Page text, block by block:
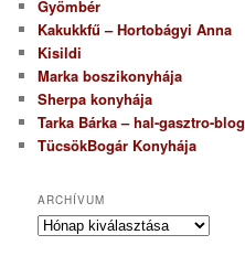
Gyömbér
Kakukkfű – Hortobágyi Anna
Kisildi
Marka boszikonyhája
Sherpa konyhája
Tarka Bárka – hal-gasztro-blog
TücsökBogár Konyhája
ARCHÍVUM
A